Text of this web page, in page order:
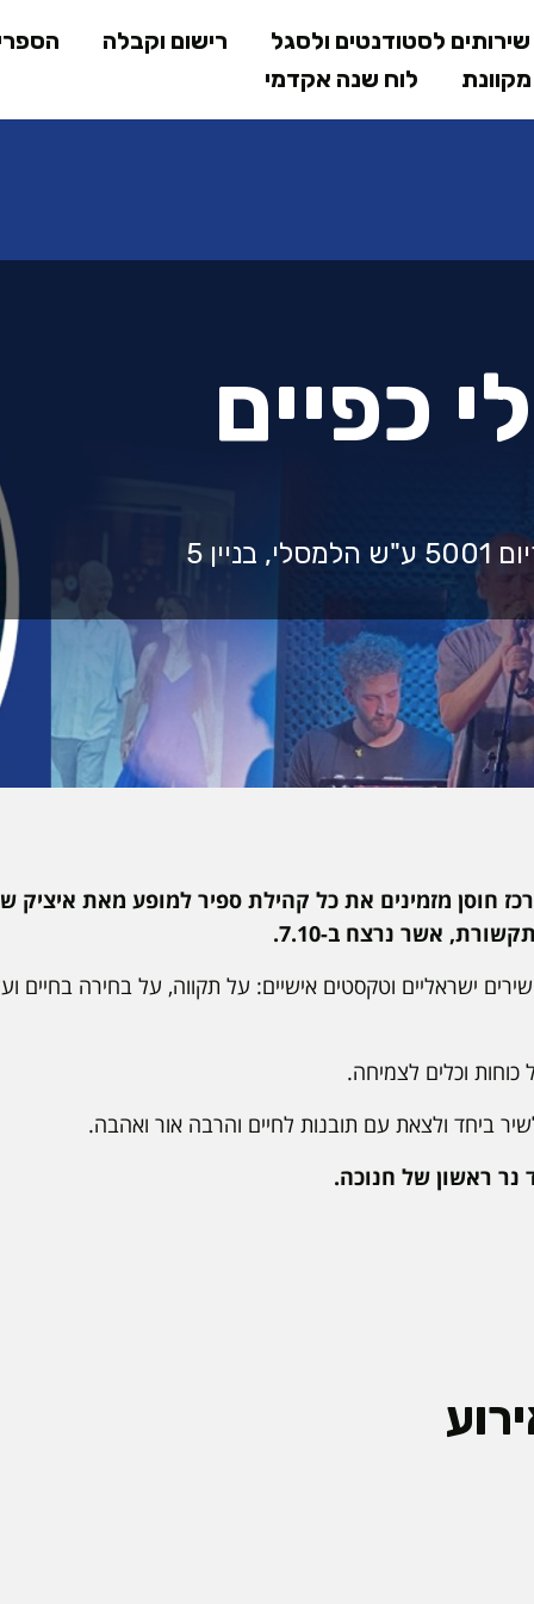
לתוכן
המרכזי
לסטודנטים ולסגל רישום וקבלה
לוח שנה אקדמי
כפיים
חוסן מזמינים את כל קהילת ספיר למופע מאת איציק
אשר נרצח ב-7.10.
שירים ישראליים וטקסטים אישיים: על תקווה, על בחירה בחיים
וכלים לצמיחה.
ביחד ולצאת עם תובנות לחיים והרבה אור ואהבה.
נר ראשון של חנוכה.